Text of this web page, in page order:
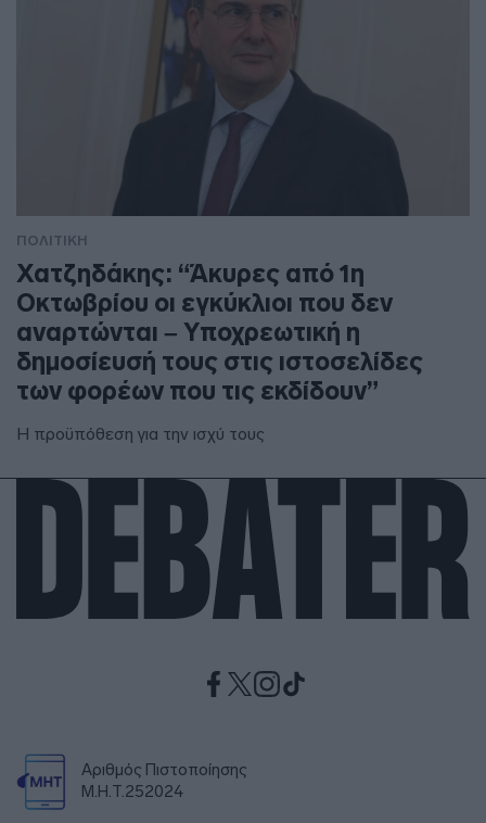
ΠΟΛΙΤΙΚΗ
Χατζηδάκης: “Άκυρες από 1η
Οκτωβρίου οι εγκύκλιοι που δεν
αναρτώνται – Υποχρεωτική η
δημοσίευσή τους στις ιστοσελίδες
των φορέων που τις εκδίδουν”
Η προϋπόθεση για την ισχύ τους
Αριθμός Πιστοποίησης
Μ.Η.Τ.252024